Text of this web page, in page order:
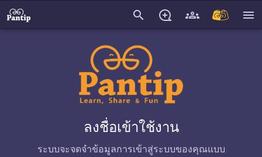
search menu
ลงชื่อเข้าใช้งาน
ระบบจะจดจำข้อมูลการเข้าสู่ระบบของคุณแบบ